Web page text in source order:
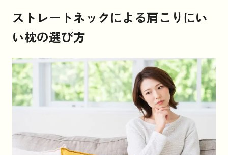
ストレートネックによる肩こりにい
い枕の選び方